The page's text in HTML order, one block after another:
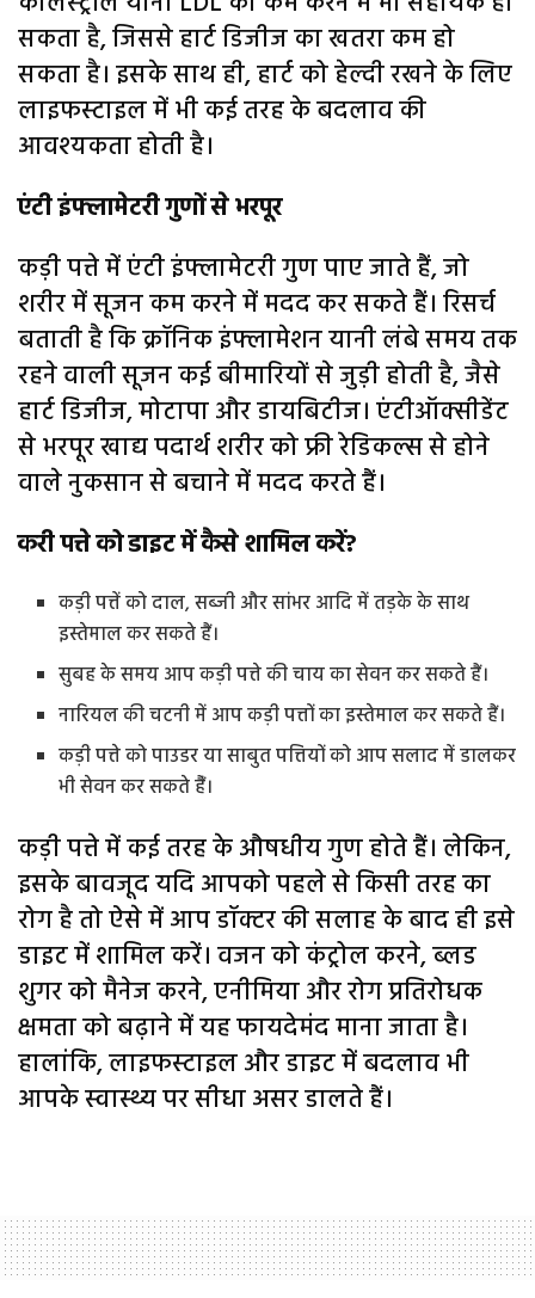
सकता है, जिससे हार्ट डिजीज का खतरा कम हो
सकता है। इसके साथ ही, हार्ट को हेल्दी रखने के लिए
लाइफस्टाइल में भी कई तरह के बदलाव की
आवश्यकता होती है।
एंटी इंफ्लामेटरी गुणों से भरपूर
कड़ी पत्ते में एंटी इंफ्लामेटरी गुण पाए जाते हैं, जो
शरीर में सूजन कम करने में मदद कर सकते हैं। रिसर्च
बताती है कि क्रॉनिक इंफ्लामेशन यानी लंबे समय तक
रहने वाली सूजन कई बीमारियों से जुड़ी होती है, जैसे
हार्ट डिजीज, मोटापा और डायबिटीज। एंटीऑक्सीडेंट
से भरपूर खाद्य पदार्थ शरीर को फ्री रेडिकल्स से होने
वाले नुकसान से बचाने में मदद करते हैं।
करी पत्ते को डाइट में कैसे शामिल करें?
कड़ी पत्तें को दाल, सब्जी और सांभर आदि में तड़के के साथ
इस्तेमाल कर सकते हैं।
सुबह के समय आप कड़ी पत्ते की चाय का सेवन कर सकते हैं।
नारियल की चटनी में आप कड़ी पत्तों का इस्तेमाल कर सकते हैं।
कड़ी पत्ते को पाउडर या साबुत पत्तियों को आप सलाद में डालकर
भी सेवन कर सकते हैंं।
कड़ी पत्ते में कई तरह के औषधीय गुण होते हैं। लेकिन,
इसके बावजूद यदि आपको पहले से किसी तरह का
रोग है तो ऐसे में आप डॉक्टर की सलाह के बाद ही इसे
डाइट में शामिल करें। वजन को कंट्रोल करने, ब्लड
शुगर को मैनेज करने, एनीमिया और रोग प्रतिरोधक
क्षमता को बढ़ाने में यह फायदेमंद माना जाता है।
हालांकि, लाइफस्टाइल और डाइट में बदलाव भी
आपके स्वास्थ्य पर सीधा असर डालते हैं।